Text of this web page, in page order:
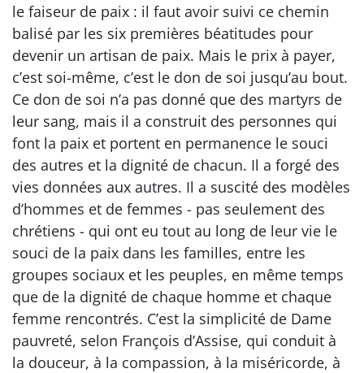
le faiseur de paix : il faut avoir suivi ce chemin
balisé par les six premières béatitudes pour
devenir un artisan de paix. Mais le prix à payer,
c’est soi-même, c’est le don de soi jusqu’au bout.
Ce don de soi n’a pas donné que des martyrs de
leur sang, mais il a construit des personnes qui
font la paix et portent en permanence le souci
des autres et la dignité de chacun. Il a forgé des
vies données aux autres. Il a suscité des modèles
d’hommes et de femmes - pas seulement des
chrétiens - qui ont eu tout au long de leur vie le
souci de la paix dans les familles, entre les
groupes sociaux et les peuples, en même temps
que de la dignité de chaque homme et chaque
femme rencontrés. C’est la simplicité de Dame
pauvreté, selon François d’Assise, qui conduit à
la douceur, à la compassion, à la miséricorde, à